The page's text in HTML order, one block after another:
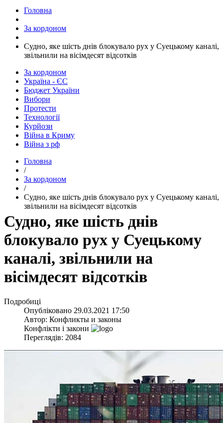
Головна
За кордоном
​Судно, яке шість днів блокувало рух у Суецькому каналі,
звільнили на вісімдесят відсотків
За кордоном
Україна - ЄС
Бюджет України
Вибори
Протести
Технології
Курйози
Війна в Криму
Війна з рф
Головна
/
За кордоном
/
​Судно, яке шість днів блокувало рух у Суецькому каналі,
звільнили на вісімдесят відсотків
​Судно, яке шість днів
блокувало рух у Суецькому
каналі, звільнили на
вісімдесят відсотків
Подробиці
Опубліковано 29.03.2021 17:50
Автор: Конфликты и законы
Конфлікти і закони
Переглядів: 2084